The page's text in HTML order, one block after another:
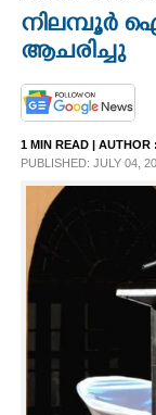
LIFESTYLE
SPIRITUAL
നിലമ്പൂർ
ആചരിച്ചു
1 MIN READ | AUTHOR :
PUBLISHED: JULY 04,